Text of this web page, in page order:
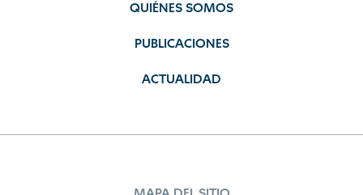
QUIÉNES SOMOS
PUBLICACIONES
ACTUALIDAD